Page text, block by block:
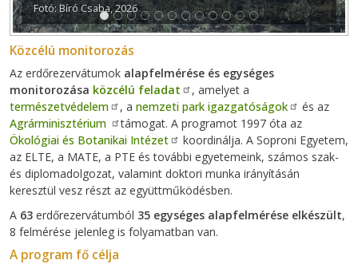
Fotó: Bíró Csaba, 2026
Közcélú monitorozás
Az erdőrezervátumok alapfelmérése és egységes
monitorozása közcélú feladat
, amelyet a
természetvédelem
, a nemzeti park igazgatóságok
és az
Agrárminisztérium
támogat. A programot 1997 óta az
Ökológiai és Botanikai Intézet
koordinálja. A Soproni Egyetem,
az ELTE, a MATE, a PTE és további egyetemeink, számos szak-
és diplomadolgozat, valamint doktori munka irányításán
keresztül vesz részt az együttműködésben.
A 63 erdőrezervátumból 35 egységes alapfelmérése elkészült,
8 felmérése jelenleg is folyamatban van.
A program fő célja